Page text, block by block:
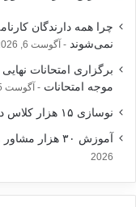
چرا همه دارندگان
نمی‌شوند
آگوست 6, 2026
برگزاری امتحانات
موجه امتحانات
آگوست 5, 2026
نوسازی ۱۵ هزار کلاس درس در تهران کلید خورد
آموزش ۳۰ هزار مشاور و مربی پیشگیری اعتیاد در مدارس
2026